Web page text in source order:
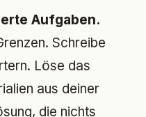
Aufgaben.
Schreibe
Löse das
aus deiner
die nichts